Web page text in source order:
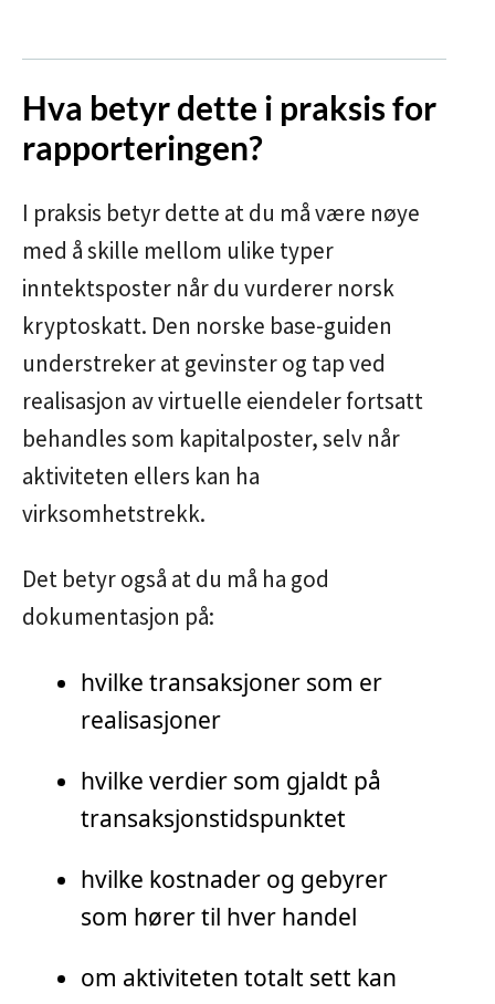
Hva betyr dette i praksis for
rapporteringen?
I praksis betyr dette at du må være nøye
med å skille mellom ulike typer
inntektsposter når du vurderer norsk
kryptoskatt. Den norske base-guiden
understreker at gevinster og tap ved
realisasjon av virtuelle eiendeler fortsatt
behandles som kapitalposter, selv når
aktiviteten ellers kan ha
virksomhetstrekk.
Det betyr også at du må ha god
dokumentasjon på:
hvilke transaksjoner som er
realisasjoner
hvilke verdier som gjaldt på
transaksjonstidspunktet
hvilke kostnader og gebyrer
som hører til hver handel
om aktiviteten totalt sett kan